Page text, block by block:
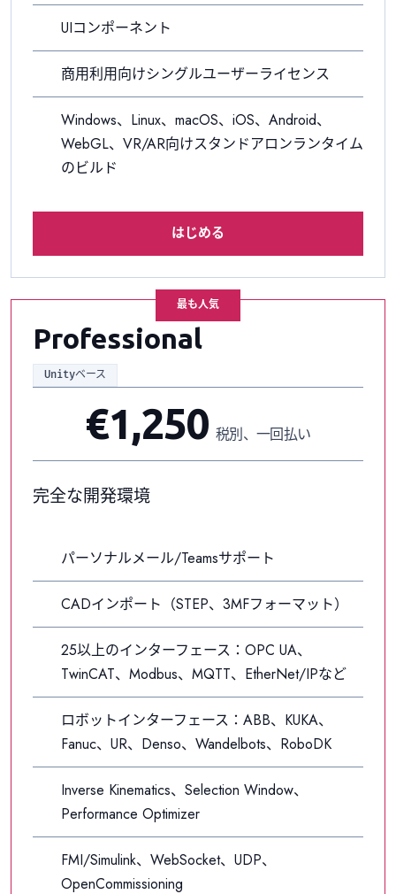
UIコンポーネント
商用利用向けシングルユーザーライセンス
Windows、Linux、macOS、iOS、Android、
WebGL、VR/AR向けスタンドアロンランタイム
のビルド
はじめる
最も人気
Professional
Unityベース
€1,250 税別、一回払い
完全な開発環境
パーソナルメール/Teamsサポート
CADインポート（STEP、3MFフォーマット）
25以上のインターフェース：OPC UA、
TwinCAT、Modbus、MQTT、EtherNet/IPなど
ロボットインターフェース：ABB、KUKA、
Fanuc、UR、Denso、Wandelbots、RoboDK
Inverse Kinematics、Selection Window、
Performance Optimizer
FMI/Simulink、WebSocket、UDP、
OpenCommissioning